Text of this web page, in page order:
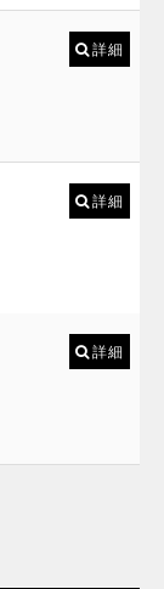
詳細
詳細
詳細